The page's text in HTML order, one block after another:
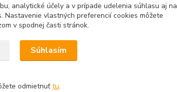
analytické účely a v prípade udelenia súhlasu aj na
Nastavenie vlastných preferencií cookies môžete
v spodnej časti stránok.
Súhlasím
odmietnuť tu.